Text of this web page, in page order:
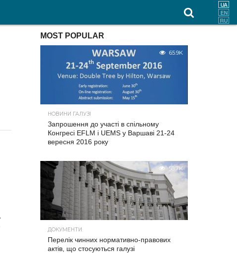
MOST POPULAR
65.9K
НОВИНИ ГАЛУЗІ
Запрошення до участі в спільному
Конгресі EFLM і UEMS у Варшаві 21-24
вересня 2016 року
58.7K
ДОКУМЕНТИ
Перелік чинних нормативно-правових
актів, що стосуються галузі